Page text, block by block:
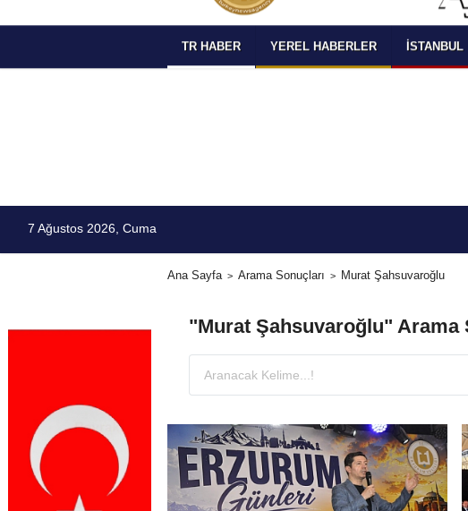
TR HABER YEREL HABERLER İSTANBUL
7 Ağustos 2026, Cuma
Ana Sayfa Arama Sonuçları Murat Şahsuvaroğlu
"Murat Şahsuvaroğlu" Arama